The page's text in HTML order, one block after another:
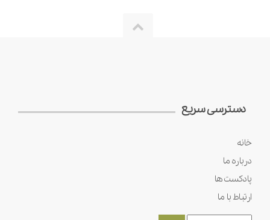
دسترسی سریع
خانه
درباره ما
پادکست ها
ارتباط با ما